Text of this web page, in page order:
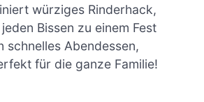
würziges Rinderhack,
Bissen zu einem Fest
Abendessen,
für die ganze Familie!